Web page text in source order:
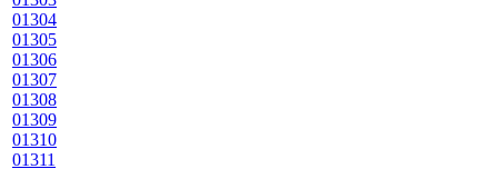
01304
01305
01306
01307
01308
01309
01310
01311